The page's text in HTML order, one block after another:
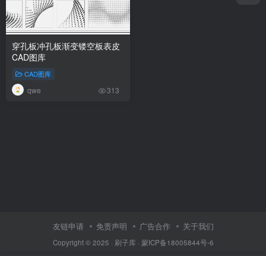
穿孔板冲孔板渐变镂空板表皮
CAD图库
CAD图库
qwe 313
友链申请 免责声明 广告合作 关于我们
Copyright © 2025 · 刷子库 · 蒙ICP备18005844号-6